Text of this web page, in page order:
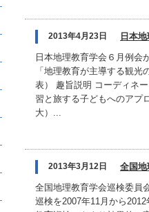
2013年4月23日
日本
日本地理教育学会６月例会
「地理教育が主導する観
表） 趣旨説明 コーディネ
習と旅する子どもへのアプ
大）...
2013年3月12日
全国地
全国地理教育学会巡検委員
巡検を2007年11月から